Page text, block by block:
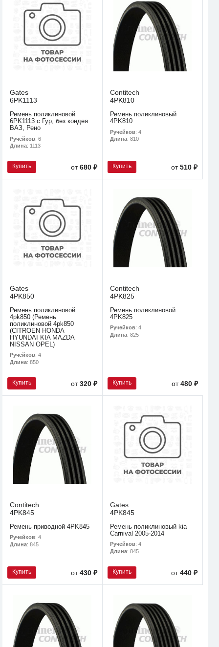
Gates
6PK1113
Ремень поликлиновой
6PK1113 с Гур, без кондея
ВАЗ, Рено
Ручейков: 6
Длина: 1113
Купить от680 ₽
Contitech
4PK810
Ремень поликлиновый
4PK810
Ручейков: 4
Длина: 810
Купить от510 ₽
Gates
4PK850
Ремень поликлиновой
4pk850 (Ремень
поликлиновой 4pk850
(CITROEN HONDA
HYUNDAI KIA MAZDA
NISSAN OPEL)
Ручейков: 4
Длина: 850
Купить от320 ₽
Contitech
4PK825
Ремень поликлиновой
4PK825
Ручейков: 4
Длина: 825
Купить от480 ₽
Contitech
4PK845
Ремень приводной 4PK845
Ручейков: 4
Длина: 845
Купить от430 ₽
Gates
4PK845
Ремень поликлиновый kia
Carnival 2005-2014
Ручейков: 4
Длина: 845
Купить от440 ₽